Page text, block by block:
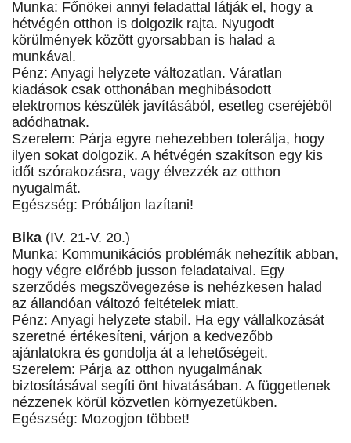
Munka: Főnökei annyi feladattal látják el, hogy a
hétvégén otthon is dolgozik rajta. Nyugodt
körülmények között gyorsabban is halad a
munkával.
Pénz: Anyagi helyzete változatlan. Váratlan
kiadások csak otthonában meghibásodott
elektromos készülék javításából, esetleg cseréjéből
adódhatnak.
Szerelem: Párja egyre nehezebben tolerálja, hogy
ilyen sokat dolgozik. A hétvégén szakítson egy kis
időt szórakozásra, vagy élvezzék az otthon
nyugalmát.
Egészség: Próbáljon lazítani!
Bika (IV. 21-V. 20.)
Munka: Kommunikációs problémák nehezítik abban,
hogy végre előrébb jusson feladataival. Egy
szerződés megszövegezése is nehézkesen halad
az állandóan változó feltételek miatt.
Pénz: Anyagi helyzete stabil. Ha egy vállalkozását
szeretné értékesíteni, várjon a kedvezőbb
ajánlatokra és gondolja át a lehetőségeit.
Szerelem: Párja az otthon nyugalmának
biztosításával segíti önt hivatásában. A függetlenek
nézzenek körül közvetlen környezetükben.
Egészség: Mozogjon többet!